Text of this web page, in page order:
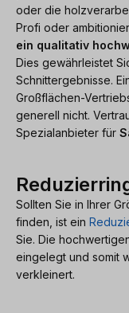
oder die
Profi oder
ein qualitativ
Dies gewährleistet
Schnittergebnisse.
Großflächen-
generell nicht.
Spezialanbieter für
Sollten Sie in Ihrer
finden, ist ein
Sie. Die
eingelegt und somit
verkleinert.